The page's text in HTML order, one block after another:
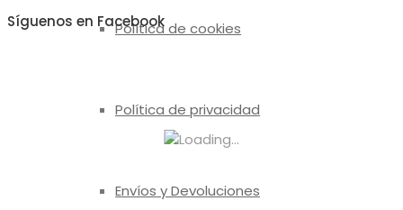
Política de cookies
Política de privacidad
Envíos y Devoluciones
Síguenos en Facebook